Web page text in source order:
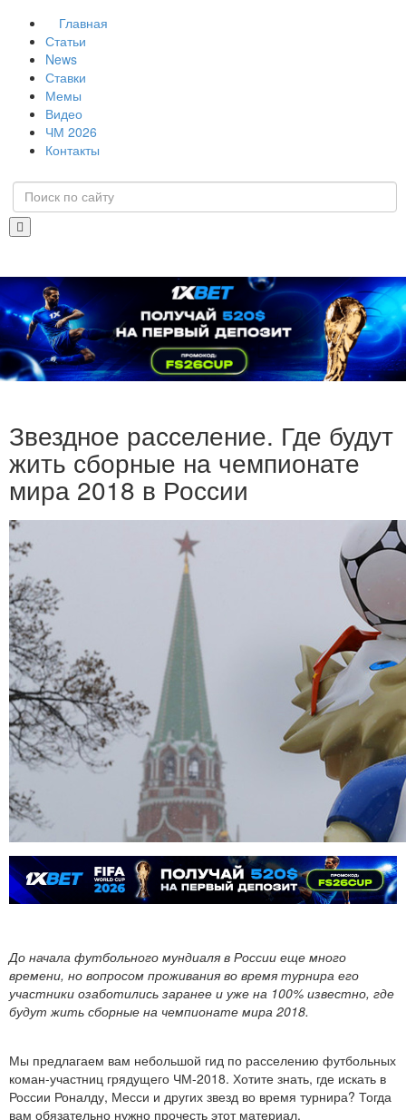
Главная
Статьи
News
Ставки
Мемы
Видео
ЧМ 2026
Контакты
Звездное расселение. Где будут
жить сборные на чемпионате
мира 2018 в России
До начала футбольного мундиаля в России еще много
времени, но вопросом проживания во время турнира его
участники озаботились заранее и уже на 100% известно, где
будут жить сборные на чемпионате мира 2018.
Мы предлагаем вам небольшой гид по расселению футбольных
коман-участниц грядущего ЧМ-2018. Хотите знать, где искать в
России Роналду, Месси и других звезд во время турнира? Тогда
вам обязательно нужно прочесть этот материал.